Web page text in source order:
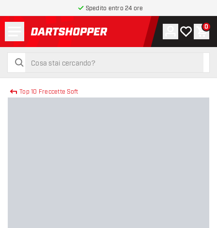
Spedito entro 24 ore
torna alla home page
cerca
cerca
Account
La mia0
Top 10 Freccette Soft